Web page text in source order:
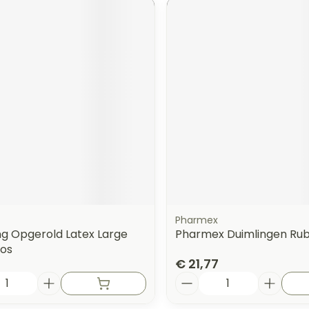
Opgerold Latex Large
Pharmex
Pharmex Duimlingen
€ 21,77